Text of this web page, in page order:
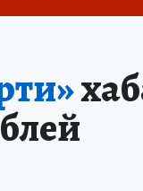
«УРГАЛУГОЛЬ»